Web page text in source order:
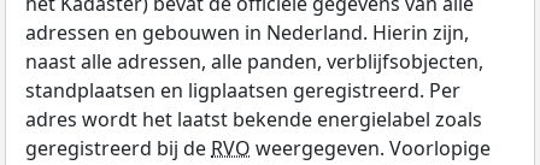
adressen en gebouwen in Nederland. Hierin zijn,
naast alle adressen, alle panden, verblijfsobjecten,
standplaatsen en ligplaatsen geregistreerd. Per
adres wordt het laatst bekende energielabel zoals
geregistreerd bij de RVO weergegeven. Voorlopige